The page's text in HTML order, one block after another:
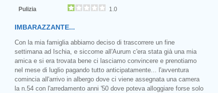
Pulizia
1.0
IMBARAZZANTE...
Con la mia famiglia abbiamo deciso di trascorrere un fine
settimana ad Ischia, e siccome all'Aurum c'era stata già una mia
amica e si era trovata bene ci lasciamo convincere e prenotiamo
nel mese di luglio pagando tutto anticipatamente... l'avventura
comincia all'arrivo in albergo dove ci viene assegnata una camera
la n.54 con l'arredamento anni '50 dove poteva alloggiare forse solo